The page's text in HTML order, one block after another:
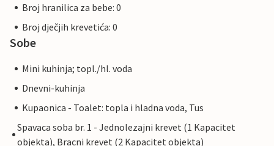
Broj hranilica za bebe: 0
Broj dječjih krevetića: 0
Sobe
Mini kuhinja; topl./hl. voda
Dnevni-kuhinja
Kupaonica - Toalet: topla i hladna voda, Tus
Spavaca soba br. 1 - Jednolezajni krevet (1 Kapacitet
objekta), Bracni krevet (2 Kapacitet objekta)